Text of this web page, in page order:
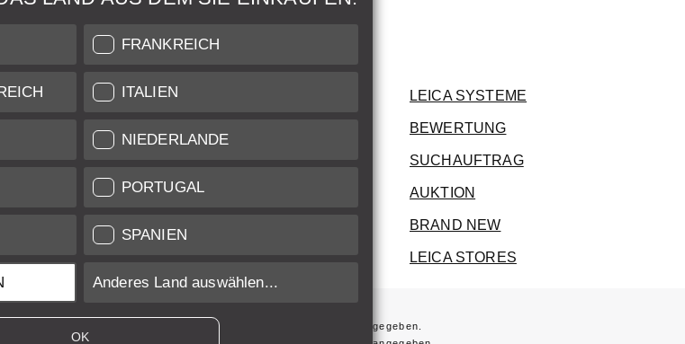
FRANKREICH
ITALIEN
NIEDERLANDE
PORTUGAL
SPANIEN
Anderes Land auswählen...
OK
Weitere Informationen
Zustandsbeschreibung unserer Artikel
Versand & Zahlung
Garantie und Gewährleistung
Datenschutz
Newsletter
LEICA SYSTEME
BEWERTUNG
SUCHAUFTRAG
AUKTION
BRAND NEW
LEICA STORES
inkl. Mehrwertsteuer zzgl. Versandkosten
sofern nicht anders angegeben.